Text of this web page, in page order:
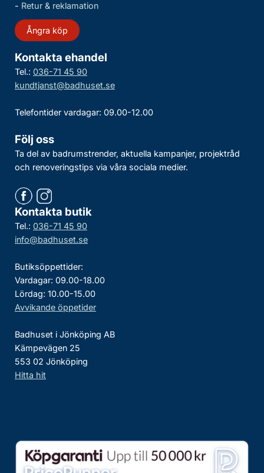
- Retur & reklamation
Ångra köp
Kontakta ehandel
Tel.: 036-71 45 90
kundtjanst@badhuset.se
Telefontider vardagar: 09.00-12.00
Följ oss
Ta del av badrumstrender, aktuella kampanjer, projektråd
och renoveringstips via våra sociala medier.
Kontakta butik
Tel.: 036-71 45 90
info@badhuset.se
Butiksöppettider:
Vardagar: 09.00-18.00
Lördag: 10.00-15.00
Avvikande öppetider
Badhuset i Jönköping AB
Kämpevägen 25
553 02 Jönköping
Hitta hit